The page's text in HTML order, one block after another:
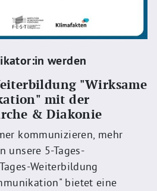
werden
"Wirksame
mit der
& Diakonie
kommunizieren, mehr
unsere 5-Tages-
Weiterbildung
bietet eine